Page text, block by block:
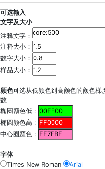
可选输入
文字及大小
注释文字：
注释大小：
数字大小：
样品大小：
颜色可选从低颜色到高颜色的颜色梯
数
椭圆颜色低：
椭圆颜色高：
中心圈颜色：
字体
Times New Roman
Arial